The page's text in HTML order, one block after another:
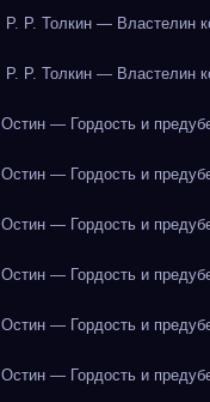
Р. Толкин — Властелин
Р. Толкин — Властелин
— Гордость и
— Гордость и
— Гордость и
— Гордость и
— Гордость и
— Гордость и